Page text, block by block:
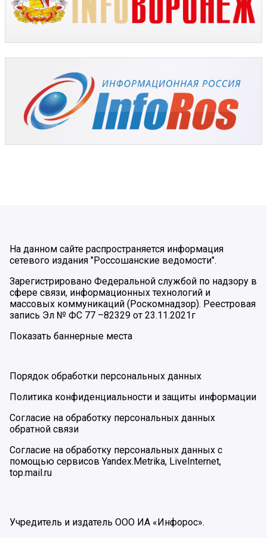
На данном сайте распространяется информация
сетевого издания "Россошанские ведомости".
Зарегистрировано Федеральной службой по надзору в
сфере связи, информационных технологий и
массовых коммуникаций (Роскомнадзор). Реестровая
запись Эл № ФС 77 –82329 от 23.11.2021г
Показать баннерные места
Порядок обработки персональных данных
Политика конфиденциальности и защиты информации
Согласие на обработку персональных данных
обратной связи
Согласие на обработку персональных данных с
помощью сервисов Yandex.Metrika, LiveInternet,
top.mail.ru
Учредитель и издатель ООО ИА «Инфорос».